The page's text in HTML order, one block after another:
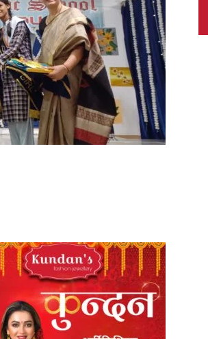
Latest
News
Hindi,